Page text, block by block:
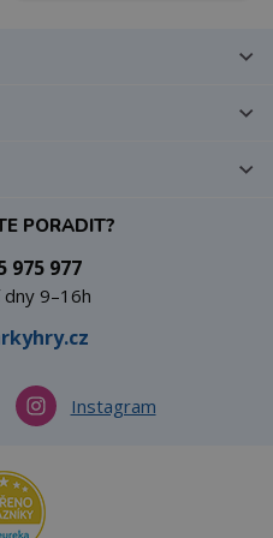
PORADIT?
975 977
9–16h
Instagram